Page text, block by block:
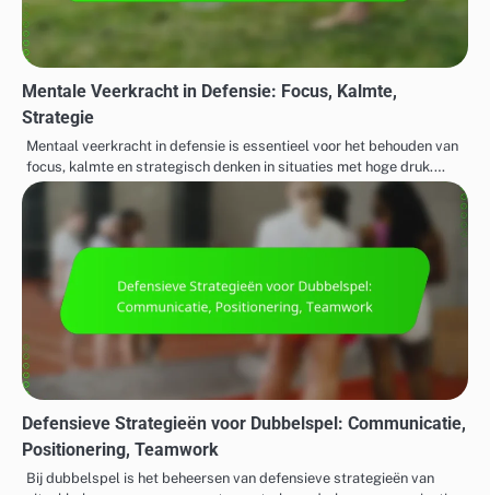
Mentale Veerkracht in Defensie: Focus, Kalmte,
Strategie
Mentaal veerkracht in defensie is essentieel voor het behouden van
focus, kalmte en strategisch denken in situaties met hoge druk.…
Defensieve Strategieën voor Dubbelspel: Communicatie,
Positionering, Teamwork
Bij dubbelspel is het beheersen van defensieve strategieën van